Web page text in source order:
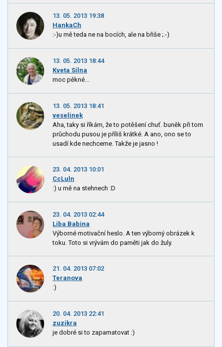
13. 05. 2013 19:38
HankaCh
:-)u mě teda ne na bocích, ale na břiše ;.-)
13. 05. 2013 18:44
Kveta Silna
moc pěkné...
13. 05. 2013 18:41
veselinek
Aha, taky si říkám, že to potěšení chuť. buněk při tom
průchodu pusou je příliš krátké. A ano, ono se to
usadí kde nechceme. Takže je jasno !
23. 04. 2013 10:01
CcLuln
:) u mě na stehnech :D
23. 04. 2013 02:44
Liba Babina
Výborné motivační heslo. A ten výborný obrázek k
toku. Toto si vrývám do paměti jak do žuly.
21. 04. 2013 07:02
Teranova
:)
20. 04. 2013 22:41
zuzikra
je dobré si to zapamatovat :)